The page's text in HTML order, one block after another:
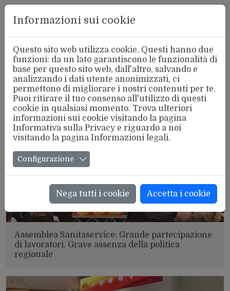
Aderente
LE GALLERIE FOTOGRAFICHE
Assemblea Sanitaservice: Grande partecipazione
di lavoratori. Grave assenza della politica
regionale
Informazioni sui cookie
Questo sito web utilizza cookie. Questi hanno due
funzioni: da un lato garantiscono le funzionalità di
base per questo sito web, dall'altro, salvando e
analizzando i dati utente anonimizzati, ci
permettono di migliorare i nostri contenuti per te.
Puoi ritirare il tuo consenso all'utilizzo di questi
cookie in qualsiasi momento. Trova ulteriori
informazioni sui cookie visitando la pagina
Informativa sulla Privacye riguardo a noi
visitando la pagina Informazioni legali.
Configurazione
Nega tutti i cookie Accetta i cookie